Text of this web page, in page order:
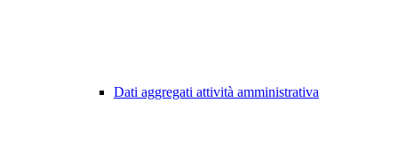
Dati aggregati attività amministrativa